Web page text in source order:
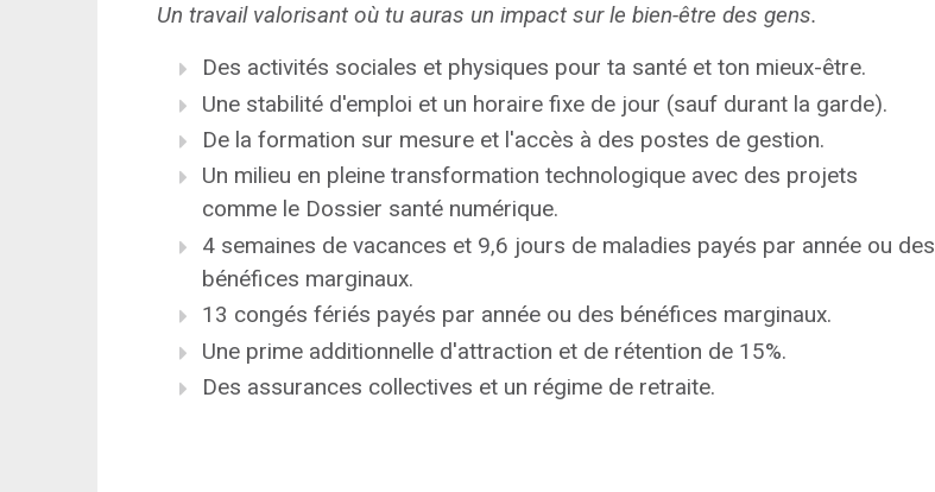
Un travail valorisant où tu auras un impact sur le bien-être des gens.
Des activités sociales et physiques pour ta santé et ton mieux-être.
Une stabilité d'emploi et un horaire fixe de jour (sauf durant la garde).
De la formation sur mesure et l'accès à des postes de gestion.
Un milieu en pleine transformation technologique avec des projets
comme le Dossier santé numérique.
4 semaines de vacances et 9,6 jours de maladies payés par année ou des
bénéfices marginaux.
13 congés fériés payés par année ou des bénéfices marginaux.
Une prime additionnelle d'attraction et de rétention de 15%.
Des assurances collectives et un régime de retraite.